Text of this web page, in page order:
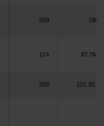
259 189
114 87.764
256 121.817